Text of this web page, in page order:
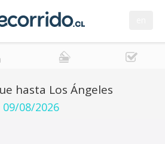
hasta Los Ángeles
09/08/2026